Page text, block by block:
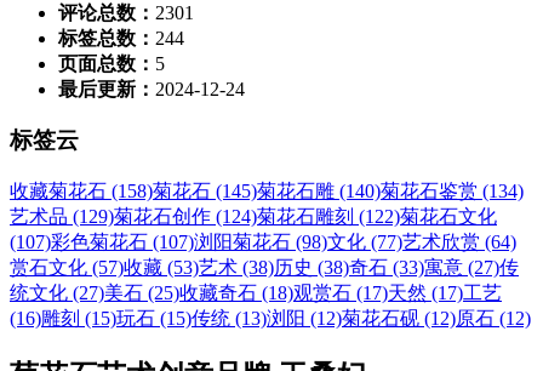
评论总数： 2301
标签总数： 244
页面总数： 5
最后更新： 2024-12-24
标签云
收藏菊花石 (158)菊花石 (145)菊花石雕 (140)菊花石鉴赏 (134)
艺术品 (129)菊花石创作 (124)菊花石雕刻 (122)菊花石文化
(107)彩色菊花石 (107)浏阳菊花石 (98)文化 (77)艺术欣赏 (64)
赏石文化 (57)收藏 (53)艺术 (38)历史 (38)奇石 (33)寓意 (27)传
统文化 (27)美石 (25)收藏奇石 (18)观赏石 (17)天然 (17)工艺
(16)雕刻 (15)玩石 (15)传统 (13)浏阳 (12)菊花石砚 (12)原石 (12)